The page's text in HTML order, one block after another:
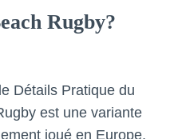
Rugby?
Détails Pratique du
est une variante
joué en Europe,